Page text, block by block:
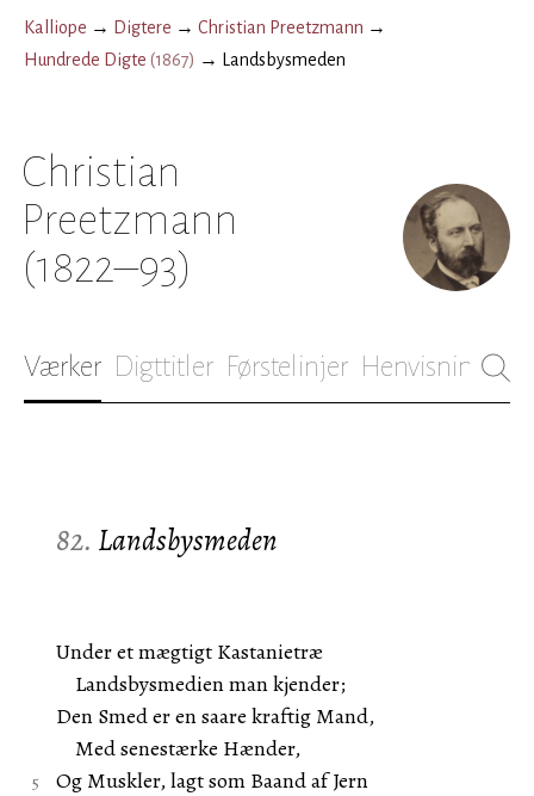
Kalliope → Digtere → Christian Preetzmann →
Hundrede Digte (1867) → Landsbysmeden
Christian
Preetzmann
(1822–93)
Værker Digttitler Førstelinjer Henvisninger
82. Landsbysmeden
Under et mægtigt Kastanietræ
Landsbysmedien man kjender;
Den Smed er en saare kraftig Mand,
Med senestærke Hænder,
Og Muskler, lagt som Baand af Jern